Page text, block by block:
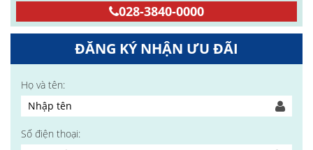
028-3840-0000
ĐĂNG KÝ NHẬN ƯU ĐÃI
Họ và tên:
Số điện thoại: